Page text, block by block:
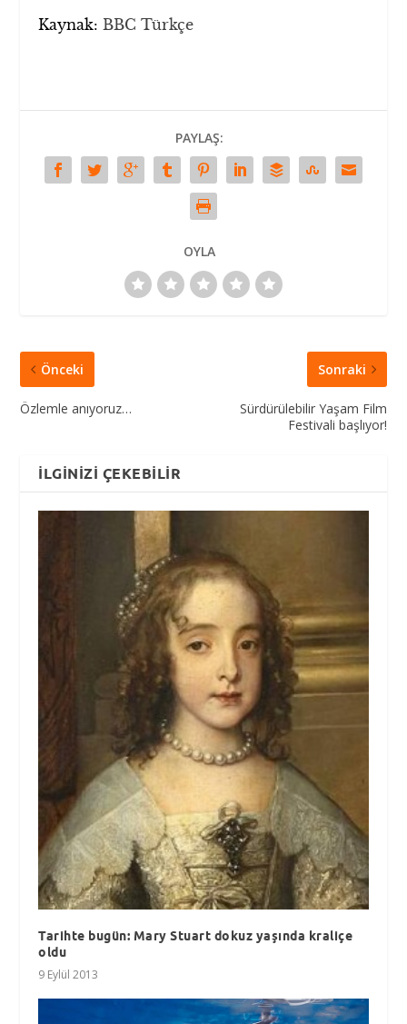
Kaynak: BBC Türkçe
PAYLAŞ:
OYLA
Önceki
Özlemle anıyoruz…
Sonraki
Sürdürülebilir Yaşam Film
Festivali başlıyor!
İLGINIZI ÇEKEBILIR
Tarihte bugün: Mary Stuart dokuz yaşında kraliçe
oldu
9 Eylül 2013